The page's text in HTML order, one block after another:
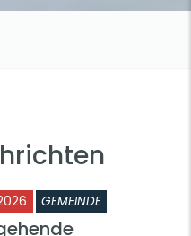
GEMEINDE